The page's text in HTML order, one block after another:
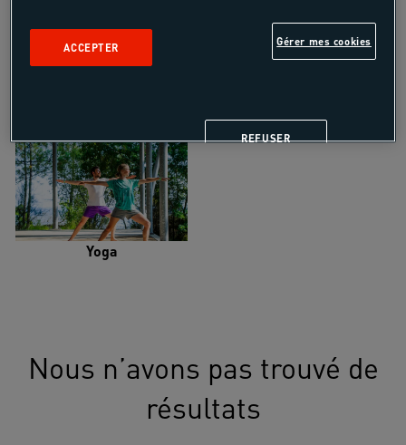
Vélo de randonnée
Yoga
Nous n’avons pas trouvé de
résultats
Gérer mes cookies
REFUSER
ACCEPTER